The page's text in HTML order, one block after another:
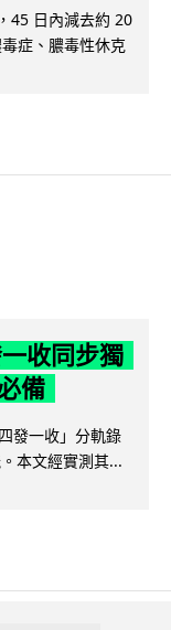
45 日內減去約 20
症、膿毒性休克
收同步獨
備
發一收」分軌錄
本文經實測其...